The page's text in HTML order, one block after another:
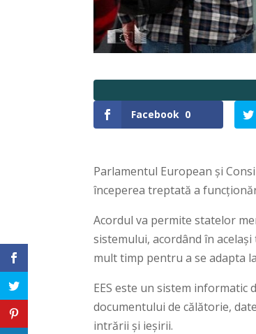
Facebook 0
Parlamentul European și
începerea treptată a
Acordul va permite statelor
sistemului, acordând în
mult timp pentru a se adapta
EES este un sistem
documentului de călătorie,
intrării și ieșirii.